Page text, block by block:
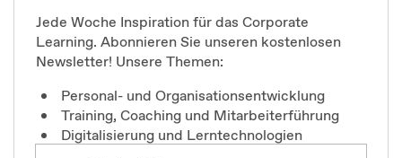
Jede Woche Inspiration für das Corporate
Learning. Abonnieren Sie unseren kostenlosen
Newsletter! Unsere Themen:
Personal- und Organisationsentwicklung
Training, Coaching und Mitarbeiterführung
Digitalisierung und Lerntechnologien